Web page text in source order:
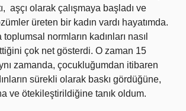
aşçı olarak çalışmaya başladı ve
üreten bir kadın vardı hayatımda.
normların kadınları nasıl
çok net gösterdi. O zaman 15
zamanda, çocukluğumdan itibaren
sürekli olarak baskı gördüğüne,
ve ötekileştirildiğine tanık oldum.